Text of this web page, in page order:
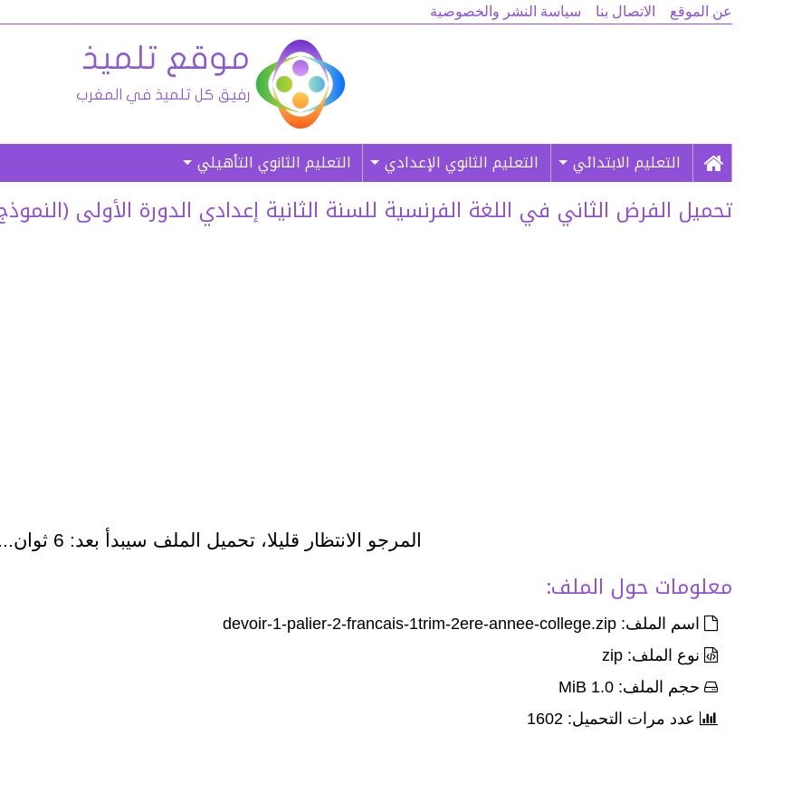
عن الموقع الاتصال بنا سياسة النشر والخصوصية
التعليم الابتدائي التعليم الثانوي الإعدادي التعليم الثانوي التأهيلي
تحميل الفرض الثاني في اللغة الفرنسية للسنة الثانية إعدادي الدورة الأولى (النموذج 01) – غ.
المرجو الانتظار قليلا، تحميل الملف سيبدأ بعد: 5 ثوان...
معلومات حول الملف:
اسم الملف: devoir-1-palier-2-francais-1trim-2ere-annee-college.zip
نوع الملف: zip
حجم الملف: 1.0 MiB
عدد مرات التحميل: 1602